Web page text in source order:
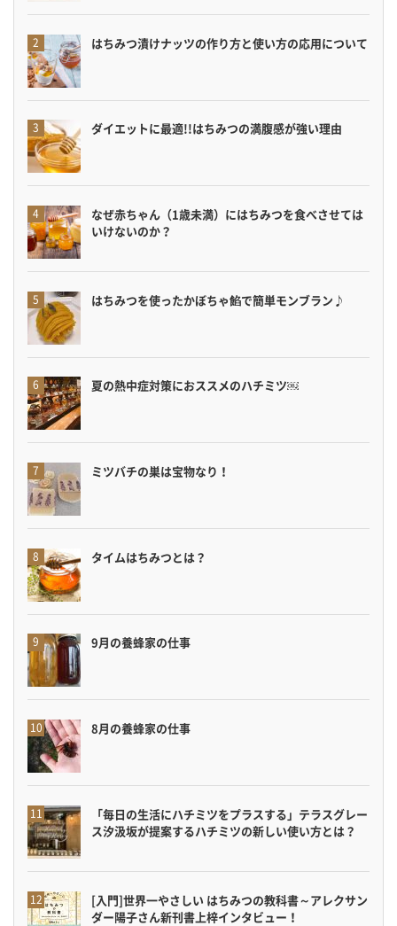
はちみつ漬けナッツの作り方と使い方の応用について
ダイエットに最適!!はちみつの満腹感が強い理由
なぜ赤ちゃん（1歳未満）にはちみつを食べさせては
いけないのか？
はちみつを使ったかぼちゃ餡で簡単モンブラン♪
夏の熱中症対策におススメのハチミツ￼
ミツバチの巣は宝物なり！
タイムはちみつとは？
9月の養蜂家の仕事
8月の養蜂家の仕事
「毎日の生活にハチミツをプラスする」テラスグレー
ス汐汲坂が提案するハチミツの新しい使い方とは？
[入門]世界一やさしい はちみつの教科書～アレクサン
ダー陽子さん新刊書上梓インタビュー！